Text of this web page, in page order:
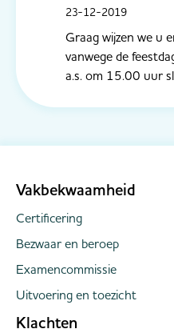
23-12-2019
Graag wijzen we u
vanwege de
a.s. om 15.00 uur
Vakbekwaamheid
Certificering
Bezwaar en beroep
Examencommissie
Uitvoering en toezicht
Klachten